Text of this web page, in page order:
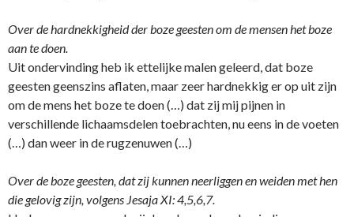
Over de hardnekkigheid der boze geesten om de mensen het boze
aan te doen.
Uit o­ndervinding heb ik ettelijke malen geleerd, dat boze
geesten geenszins aflaten, maar zeer hardnekkig er op uit zijn
om de mens het boze te doen (…) dat zij mij pijnen in
verschillende lichaamsdelen toebrachten, nu eens in de voeten
(…) dan weer in de rugzenuwen (…)
Over de boze geesten, dat zij kunnen neerliggen en weiden met hen
die gelovig zijn, volgens Jesaja XI: 4,5,6,7.